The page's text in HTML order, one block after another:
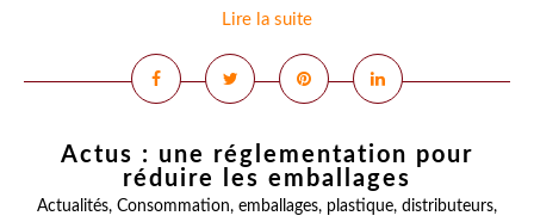
Lire la suite
Actus : une réglementation pour
réduire les emballages
Actualités, Consommation, emballages, plastique, distributeurs,